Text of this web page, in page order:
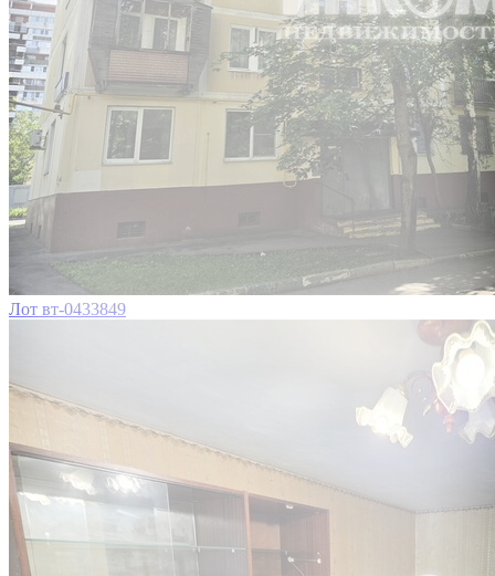
Лот вт-0433849